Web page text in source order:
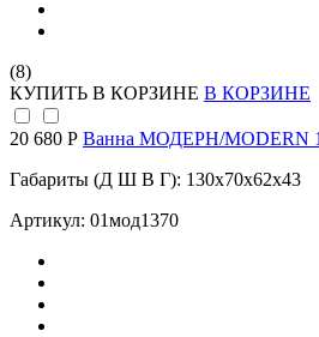
(8)
КУПИТЬ В КОРЗИНЕ В КОРЗИНЕ
20 680 Р Ванна МОДЕРН/MODERN
Габариты (Д Ш В Г): 130x70x62x43
Артикул: 01мод1370